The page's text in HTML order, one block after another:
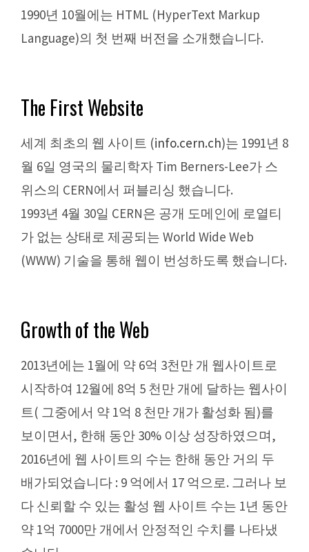
1990년 10월에는 HTML (HyperText Markup
Language)의 첫 번째 버전을 소개했습니다.
The First Website
세계 최초의 웹 사이트 (info.cern.ch)는 1991년 8
월 6일 영국의 물리학자 Tim Berners-Lee가 스
위스의 CERN에서 퍼블리싱 했습니다.
1993년 4월 30일 CERN은 공개 도메인에 로열티
가 없는 상태로 제공되는 World Wide Web
(WWW) 기술을 통해 웹이 번성하도록 했습니다.
Growth of the Web
2013년에는 1월에 약 6억 3천만 개 웹사이트로
시작하여 12월에 8억 5 천만 개에 달하는 웹사이
트( 그중에서 약 1억 8 천만 개가 활성화 됨)를
보이면서, 한해 동안 30% 이상 성장하였으며,
2016년에 웹 사이트의 수는 한해 동안 거의 두
배가되었습니다 : 9 억에서 17 억으로. 그러나 보
다 신뢰할 수 있는 활성 웹 사이트 수는 1년 동안
약 1억 7000만 개에서 안정적인 수치를 나타냈